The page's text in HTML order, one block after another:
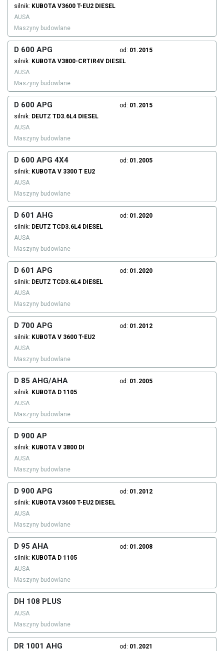
silnik: KUBOTA V3600 T-EU2 DIESEL
AUSA
Maszyny budowlane
D 600 APG od: 01.2015
silnik: KUBOTA V3800-CRTIR4V DIESEL
AUSA
Maszyny budowlane
D 600 APG od: 01.2015
silnik: DEUTZ TD3.6L4 DIESEL
AUSA
Maszyny budowlane
D 600 APG 4X4 od: 01.2005
silnik: KUBOTA V 3300 T EU2
AUSA
Maszyny budowlane
D 601 AHG od: 01.2020
silnik: DEUTZ TCD3.6L4 DIESEL
AUSA
Maszyny budowlane
D 601 APG od: 01.2020
silnik: DEUTZ TCD3.6L4 DIESEL
AUSA
Maszyny budowlane
D 700 APG od: 01.2012
silnik: KUBOTA V 3600 T-EU2
AUSA
Maszyny budowlane
D 85 AHG/AHA od: 01.2005
silnik: KUBOTA D 1105
AUSA
Maszyny budowlane
D 900 AP
silnik: KUBOTA V 3800 DI
AUSA
Maszyny budowlane
D 900 APG od: 01.2012
silnik: KUBOTA V3600 T-EU2 DIESEL
AUSA
Maszyny budowlane
D 95 AHA od: 01.2008
silnik: KUBOTA D 1105
AUSA
Maszyny budowlane
DH 108 PLUS
AUSA
Maszyny budowlane
DR 1001 AHG od: 01.2021